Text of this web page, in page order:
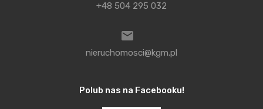
Oceniając swoje możliwości finansowe trzeba o tym
pamiętać i liczyć wszystkie miesięczne opłaty.
+48 504 295 032
nieruchomosci@kgm.pl
Polub nas na Facebooku!